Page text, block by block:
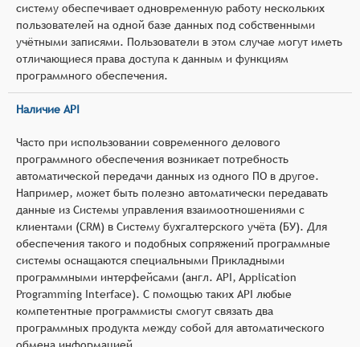
систему обеспечивает одновременную работу нескольких
пользователей на одной базе данных под собственными
учётными записями. Пользователи в этом случае могут иметь
отличающиеся права доступа к данным и функциям
программного обеспечения.
Наличие API
Часто при использовании современного делового
программного обеспечения возникает потребность
автоматической передачи данных из одного ПО в другое.
Например, может быть полезно автоматически передавать
данные из Системы управления взаимоотношениями с
клиентами (CRM) в Систему бухгалтерского учёта (БУ). Для
обеспечения такого и подобных сопряжений программные
системы оснащаются специальными Прикладными
программными интерфейсами (англ. API, Application
Programming Interface). С помощью таких API любые
компетентные программисты смогут связать два
программных продукта между собой для автоматического